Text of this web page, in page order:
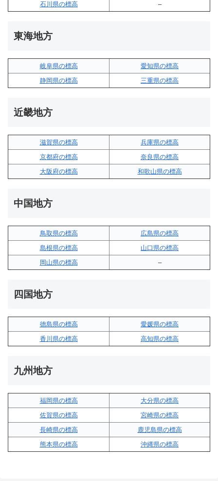
石川県の標高
–
東海地方
岐阜県の標高
愛知県の標高
静岡県の標高
三重県の標高
近畿地方
滋賀県の標高
兵庫県の標高
京都府の標高
奈良県の標高
大阪府の標高
和歌山県の標高
中国地方
鳥取県の標高
広島県の標高
島根県の標高
山口県の標高
岡山県の標高
–
四国地方
徳島県の標高
愛媛県の標高
香川県の標高
高知県の標高
九州地方
福岡県の標高
大分県の標高
佐賀県の標高
宮崎県の標高
長崎県の標高
鹿児島県の標高
熊本県の標高
沖縄県の標高